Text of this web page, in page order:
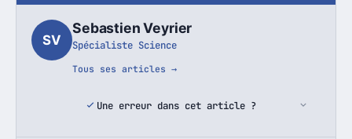
SV
Sebastien Veyrier
Spécialiste Science
Tous ses articles →
Une erreur dans cet article ?